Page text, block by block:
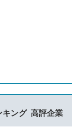
キング 高評企業